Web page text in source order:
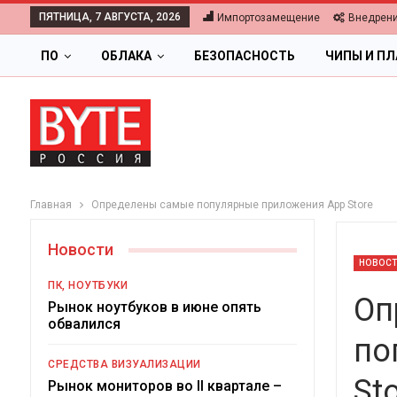
ПЯТНИЦА, 7 АВГУСТА, 2026 Импортозамещение
ПО ОБЛАКА БЕЗОПАСНОСТЬ ЧИПЫ И
Главная Определены самые популярные приложения App Store
Новости
ПК, НОУТБУКИ
Рынок ноутбуков в июне опять
обвалился
СРЕДСТВА ВИЗУАЛИЗАЦИИ
Рынок мониторов во II квартале –